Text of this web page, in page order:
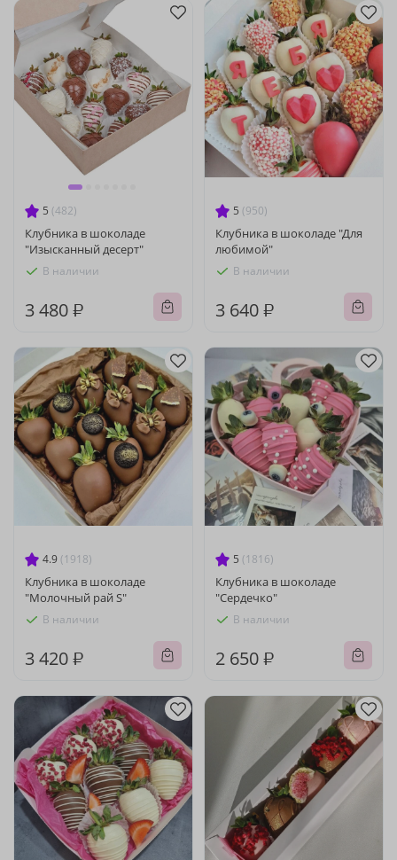
5 (482)
Клубника в шоколаде
"Изысканный десерт"
В наличии
3 480 ₽
5 (950)
Клубника в шоколаде "Для
любимой"
В наличии
3 640 ₽
4.9 (1918)
Клубника в шоколаде
"Молочный рай S"
В наличии
3 420 ₽
5 (1816)
Клубника в шоколаде
"Сердечко"
В наличии
2 650 ₽